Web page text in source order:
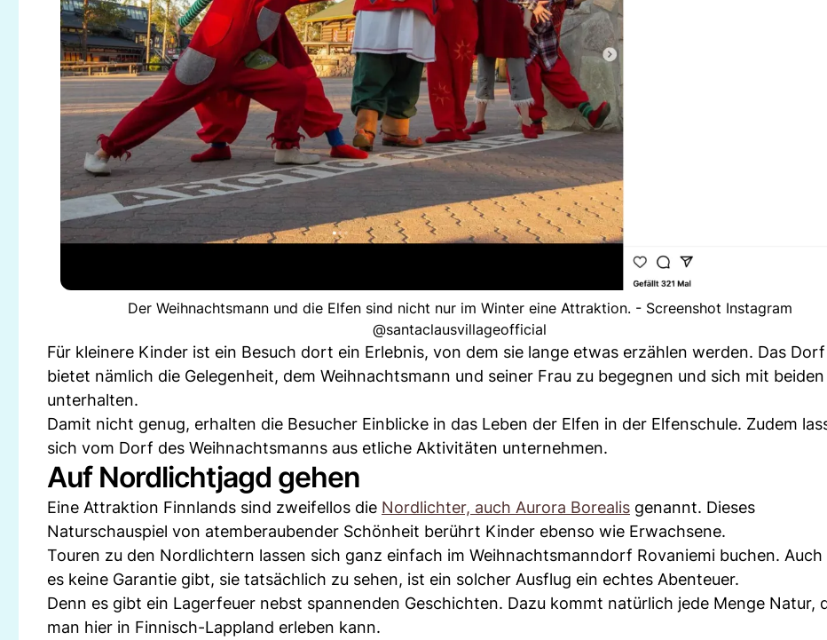
Der Weihnachtsmann und die Elfen sind nicht nur im Winter eine Attraktion. - Screenshot Instagram
@santaclausvillageofficial
Für kleinere Kinder ist ein Besuch dort ein Erlebnis, von dem sie lange etwas erzählen werden. Das Dorf
bietet nämlich die Gelegenheit, dem Weihnachtsmann und seiner Frau zu begegnen und sich mit beiden
unterhalten.
Damit nicht genug, erhalten die Besucher Einblicke in das Leben der Elfen in der Elfenschule. Zudem
sich vom Dorf des Weihnachtsmanns aus etliche Aktivitäten unternehmen.
Auf Nordlichtjagd gehen
Eine Attraktion Finnlands sind zweifellos die Nordlichter, auch Aurora Borealis genannt. Dieses
Naturschauspiel von atemberaubender Schönheit berührt Kinder ebenso wie Erwachsene.
Touren zu den Nordlichtern lassen sich ganz einfach im Weihnachtsmanndorf Rovaniemi buchen. Auch
es keine Garantie gibt, sie tatsächlich zu sehen, ist ein solcher Ausflug ein echtes Abenteuer.
Denn es gibt ein Lagerfeuer nebst spannenden Geschichten. Dazu kommt natürlich jede Menge Natur,
man hier in Finnisch-Lappland erleben kann.